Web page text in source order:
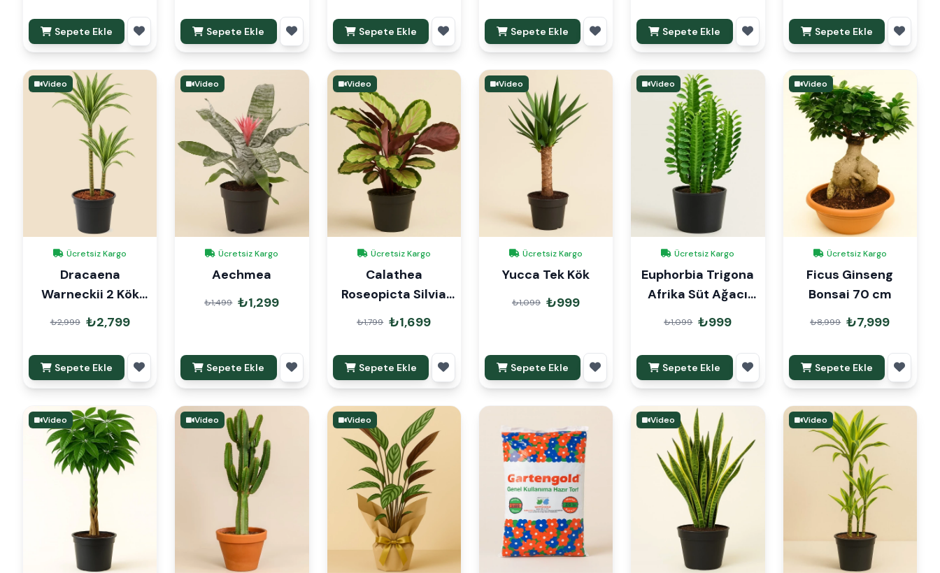
Sepete Ekle Sepete Ekle Sepete Ekle Sepete Ekle Sepete Ekle Sepete Ekle
Video
Ücretsiz Kargo
Dracaena
Warneckii 2 Kök
90cm
₺2,999 ₺2,799
Sepete Ekle
Video
Ücretsiz Kargo
Aechmea
₺1,499 ₺1,299
Sepete Ekle
Video
Ücretsiz Kargo
Calathea
Roseopicta Silvia
Dua Çiçeği
₺1,799 ₺1,699
Sepete Ekle
Video
Ücretsiz Kargo
Yucca Tek Kök
₺1,099 ₺999
Sepete Ekle
Video
Ücretsiz Kargo
Euphorbia Trigona
Afrika Süt Ağacı
30-40cm
₺1,099 ₺999
Sepete Ekle
Video
Ücretsiz Kargo
Ficus Ginseng
Bonsai 70 cm
₺8,999 ₺7,999
Sepete Ekle
Video Video Video Video Video